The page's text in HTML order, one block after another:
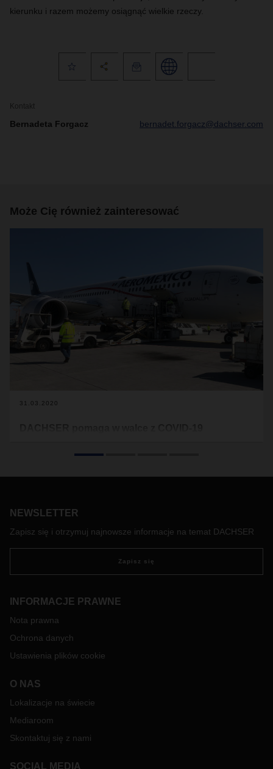
kierunku i razem możemy osiągnąć wielkie rzeczy.
Kontakt
Bernadeta Forgacz bernadet.forgacz@dachser.com
Może Cię również zainteresować
31.03.2020
NEWSLETTER
Zapisz się i otrzymuj najnowsze informacje na temat DACHSER
Zapisz się
INFORMACJE PRAWNE
Nota prawna
Ochrona danych
Ustawienia plików cookie
O NAS
Lokalizacje na świecie
Mediaroom
Skontaktuj się z nami
SOCIAL MEDIA